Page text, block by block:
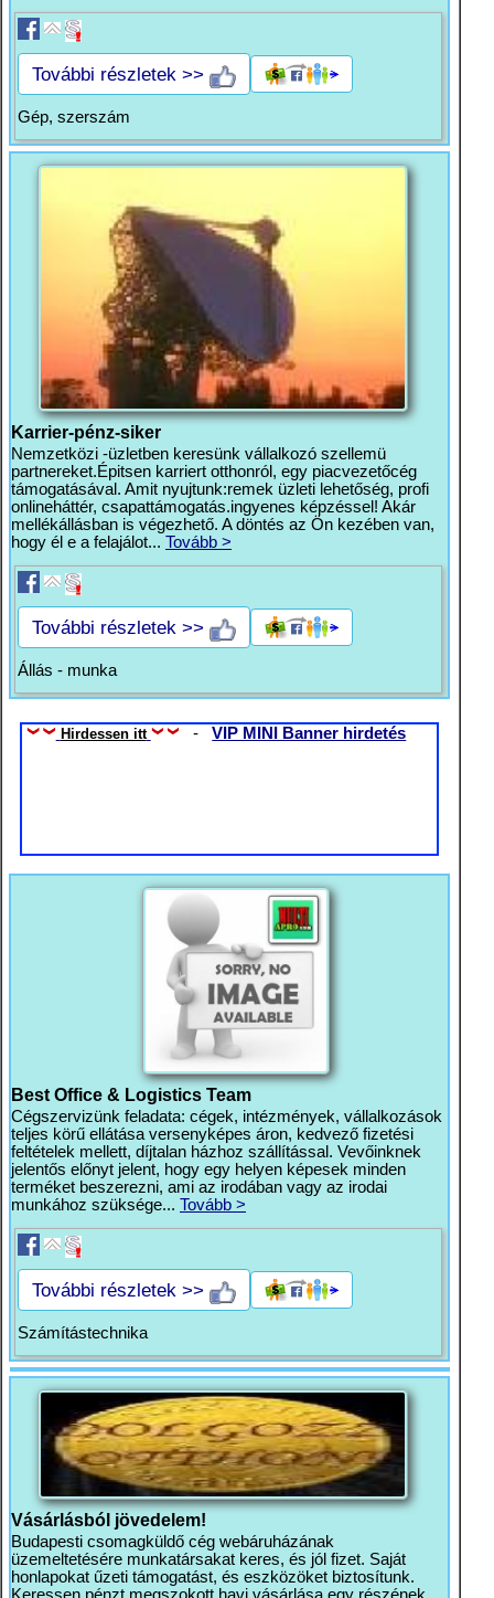
További részletek >>
Gép, szerszám
Karrier-pénz-siker
Nemzetközi -üzletben keresünk vállalkozó szellemü
partnereket.Épitsen karriert otthonról, egy piacvezetőcég
támogatásával. Amit nyujtunk:remek üzleti lehetőség, profi
onlineháttér, csapattámogatás.ingyenes képzéssel! Akár
mellékállásban is végezhető. A döntés az Ön kezében van,
hogy él e a felajálot... Tovább >
További részletek >>
Állás - munka
Hirdessen itt -VIP MINI Banner hirdetés
Best Office & Logistics Team
Cégszervizünk feladata: cégek, intézmények, vállalkozások
teljes körű ellátása versenyképes áron, kedvező fizetési
feltételek mellett, díjtalan házhoz szállítással. Vevőinknek
jelentős előnyt jelent, hogy egy helyen képesek minden
terméket beszerezni, ami az irodában vagy az irodai
munkához szüksége... Tovább >
További részletek >>
Számítástechnika
Vásárlásból jövedelem!
Budapesti csomagküldő cég webáruházának
üzemeltetésére munkatársakat keres, és jól fizet. Saját
honlapokat űzeti támogatást, és eszközöket biztosítunk.